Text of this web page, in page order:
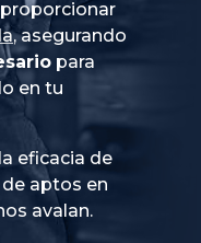
, asegurando
para
en tu
eficacia de
aptos en
avalan.